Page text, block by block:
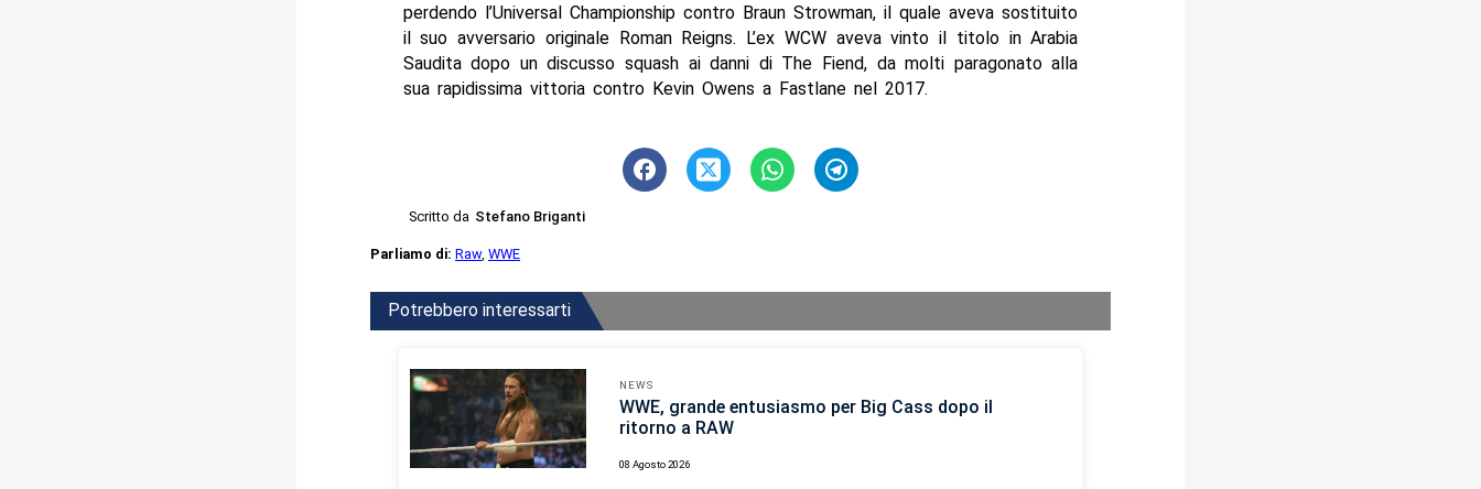
perdendo l’Universal Championship contro Braun Strowman, il quale aveva sostituito
il suo avversario originale Roman Reigns. L’ex WCW aveva vinto il titolo in Arabia
Saudita dopo un discusso squash ai danni di The Fiend, da molti paragonato alla
sua rapidissima vittoria contro Kevin Owens a Fastlane nel 2017.
Scritto da Stefano Briganti
Parliamo di: Raw, WWE
Potrebbero interessarti
NEWS
WWE, grande entusiasmo per Big Cass dopo il
ritorno a RAW
08 Agosto 2026